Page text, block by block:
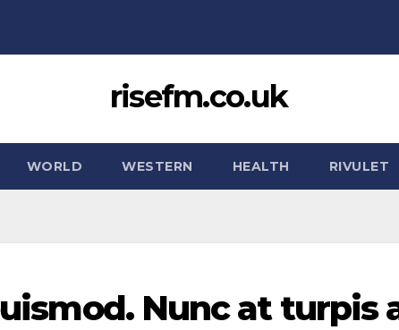
risefm.co.uk
WORLD WESTERN HEALTH RIVULET
Nunc at turpis